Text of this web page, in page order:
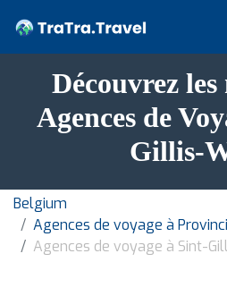
Découvrez
Agences de
Gillis-
Belgium
Agences de voyage à
Agences de voyage à Sint-